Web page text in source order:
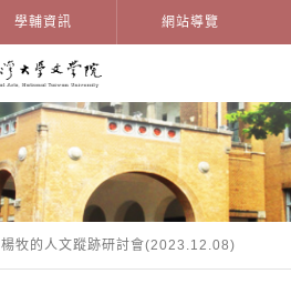
學輔資訊 網站導覽
楊牧的人文蹤跡研討會(2023.12.08)